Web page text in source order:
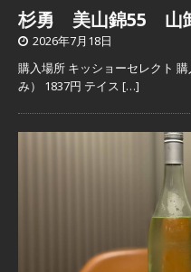
杉勇 美山錦55 山
2026年7月18日
購入場所 キッショーセレクト
み） 1837円 テイス […]